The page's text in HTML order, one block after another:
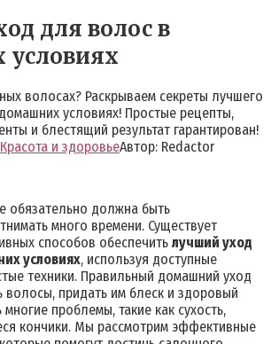
для волос в
волосах? Раскрываем секреты лучшего
условиях! Простые рецепты,
и блестящий результат гарантирован!
Красота и здоровьеАвтор: Redactor
обязательно должна быть
много времени. Существует
способов обеспечить лучший уход
условиях, используя доступные
техники. Правильный домашний уход
волосы, придать им блеск и здоровый
проблемы, такие как сухость,
кончики. Мы рассмотрим эффективные